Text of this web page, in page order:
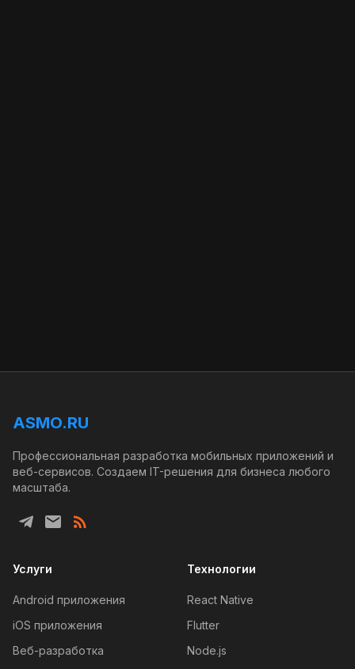
ASMO.RU
Профессиональная разработка мобильных приложений и
веб-сервисов. Создаем IT-решения для бизнеса любого
масштаба.
Услуги
Android приложения
iOS приложения
Веб-разработка
Технологии
React Native
Flutter
Node.js